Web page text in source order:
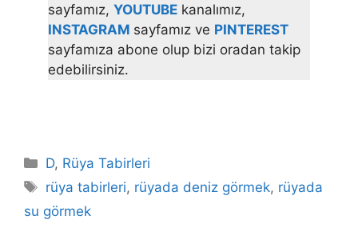
sayfamız, YOUTUBE kanalımız,
INSTAGRAM sayfamız ve PINTEREST
sayfamıza abone olup bizi oradan takip
edebilirsiniz.
Kategoriler
D, Rüya Tabirleri
Etiketler
rüya tabirleri, rüyada deniz görmek, rüyada
su görmek